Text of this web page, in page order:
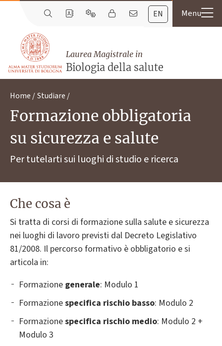
EN
Laurea Magistrale in
Biologia della salute
Home Studiare
Formazione obbligatoria
su sicurezza e salute
Per tutelarti sui luoghi di studio e ricerca
Che cosa è
Si tratta di corsi di formazione sulla salute e sicurezza
nei luoghi di lavoro previsti dal Decreto Legislativo
81/2008. Il percorso formativo è obbligatorio e si
articola in:
Formazione generale: Modulo 1
Formazionespecifica rischio basso: Modulo 2
Formazionespecifica rischio medio: Modulo 2 +
Modulo 3